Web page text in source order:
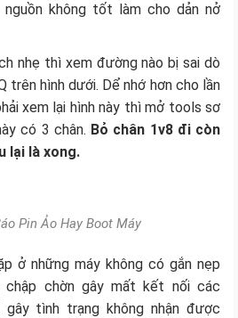
nguồn không tốt làm cho dản nở
nhẹ thì xem đường nào bị sai dò
trên hình dưới. Dể nhớ hơn cho lần
xem lại hình này thì mở tools sơ
có 3 chân. Bỏ chân 1v8 đi còn
lại là xong.
Pin Ảo Hay Boot Máy
ở những máy không có gắn nẹp
chờn gây mất kết nối các
tình trạng không nhận được